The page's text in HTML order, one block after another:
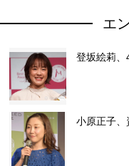
エ
登坂絵莉
小原正子